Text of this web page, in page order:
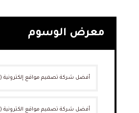
معرض الوسوم
أفضل شركة تصميم مواقع إلكترونية(٤)
أفضل شركة تصميم مواقع الكترونية(٤)